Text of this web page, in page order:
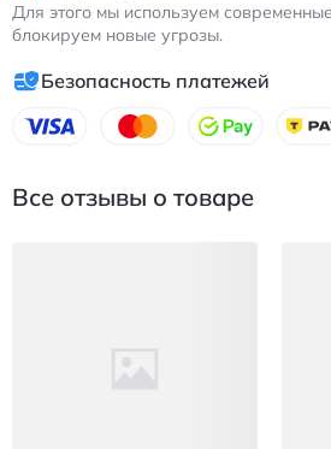
Для этого мы используем
блокируем новые угрозы.
Безопасность платежей
Все отзывы о товаре